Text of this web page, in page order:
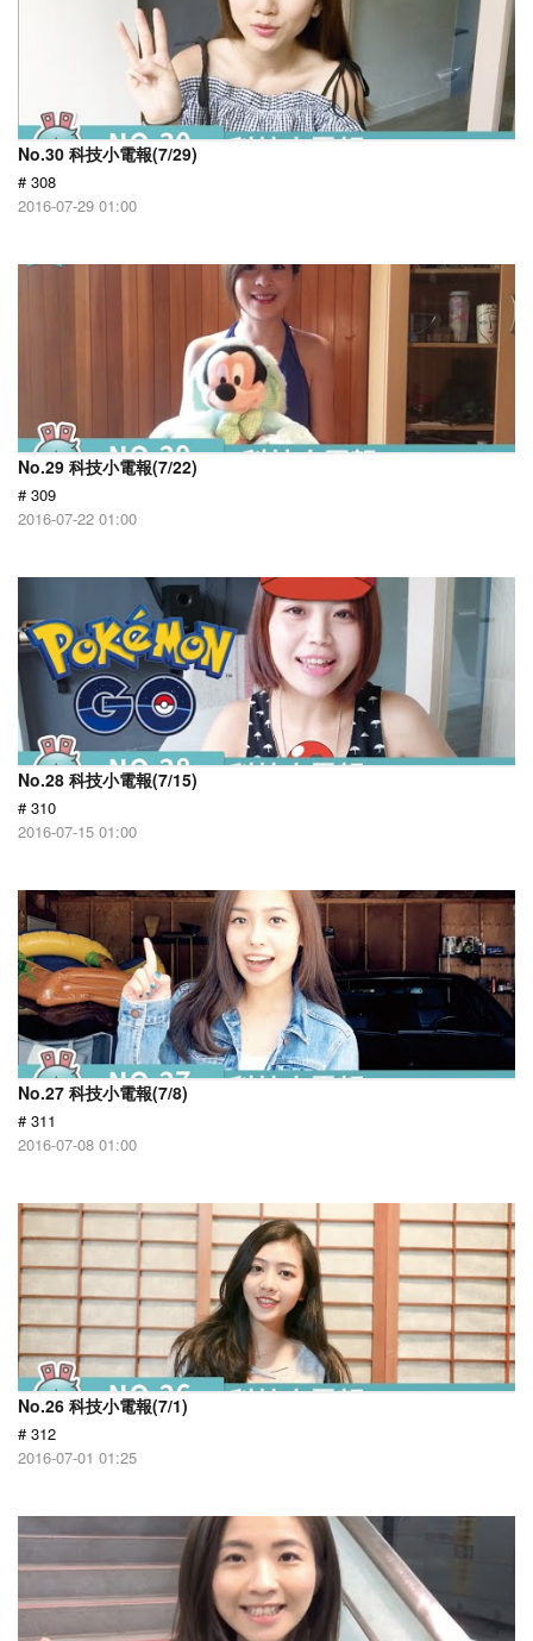
No.30 科技小電報(7/29)
# 308
2016-07-29 01:00
No.29 科技小電報(7/22)
# 309
2016-07-22 01:00
No.28 科技小電報(7/15)
# 310
2016-07-15 01:00
No.27 科技小電報(7/8)
# 311
2016-07-08 01:00
No.26 科技小電報(7/1)
# 312
2016-07-01 01:25